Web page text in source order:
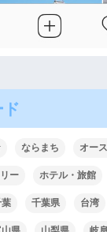
ならまち オー
ー ホテル・旅館
千葉県 台湾